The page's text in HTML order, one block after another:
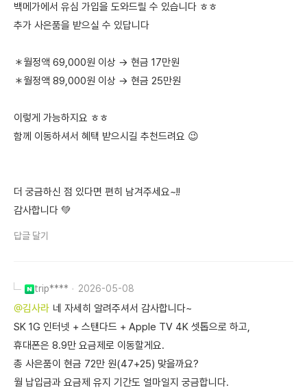
백메가에서 유심 가입을 도와드릴 수 있습니다 ㅎㅎ
추가 사은품을 받으실 수 있답니다
＊월정액 69,000원 이상 → 현금 17만원
＊월정액 89,000원 이상 → 현금 25만원
이렇게 가능하지요 ㅎㅎ
함께 이동하셔서 혜택 받으시길 추천드려요 😉
더 궁금하신 점 있다면 편히 남겨주세요~!!
감사합니다 💚
답글 달기
trip**** 2026-05-08
@김사라 네 자세히 알려주셔서 감사합니다~
SK 1G 인터넷 + 스탠다드 + Apple TV 4K 셋톱으로 하고,
휴대폰은 8.9만 요금제로 이동할게요.
총 사은품이 현금 72만 원(47+25) 맞을까요?
월 납입금과 요금제 유지 기간도 얼마일지 궁금합니다.